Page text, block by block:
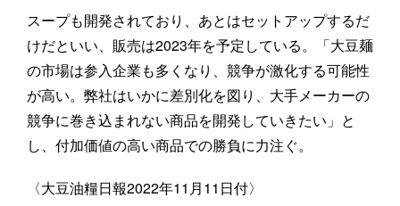
スープも開発されており、あとはセットアップするだ
けだといい、販売は2023年を予定している。「大豆麺
の市場は参入企業も多くなり、競争が激化する可能性
が高い。弊社はいかに差別化を図り、大手メーカーの
競争に巻き込まれない商品を開発していきたい」と
し、付加価値の高い商品での勝負に力注ぐ。
〈大豆油糧日報2022年11月11日付〉